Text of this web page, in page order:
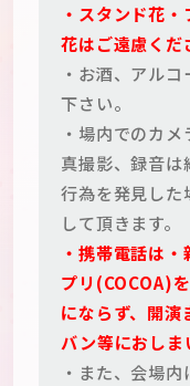
・スタンド花
花はご遠慮くだ
・お酒、アル
下さい。
・場内でのカ
真撮影、録音は
行為を発見し
して頂きます。
・携帯電話は
プリ(COCOA)
にならず、開演
バン等におしま
・また、会場